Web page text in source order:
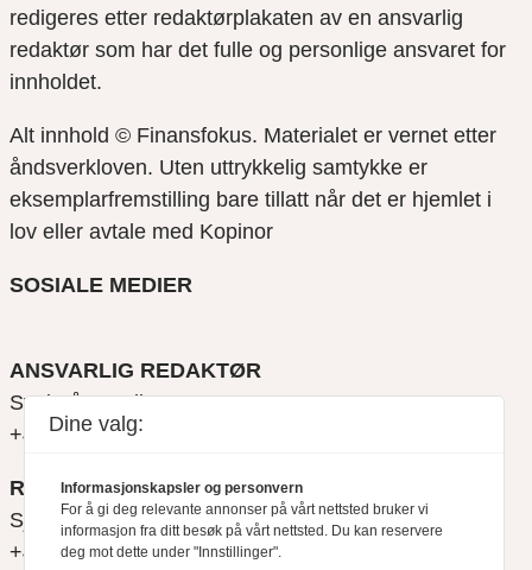
redigeres etter redaktørplakaten av en ansvarlig
redaktør som har det fulle og personlige ansvaret for
innholdet.
Alt innhold © Finansfokus. Materialet er vernet etter
åndsverkloven. Uten uttrykkelig samtykke er
eksemplarfremstilling bare tillatt når det er hjemlet i
lov eller avtale med Kopinor
SOSIALE MEDIER
ANSVARLIG REDAKTØR
Svein Åge Eriksen
+47 900 79 547
REDAKTØR
Sjur Anda
+47 470 34 460
Dine valg:
Informasjonskapsler og personvern
For å gi deg relevante annonser på vårt nettsted bruker vi
informasjon fra ditt besøk på vårt nettsted. Du kan reservere
deg mot dette under "Innstillinger".